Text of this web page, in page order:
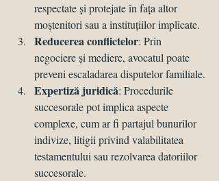
respectate și protejate în fața altor
moștenitori sau a instituțiilor implicate.
Reducerea conflictelor: Prin
negociere și mediere, avocatul poate
preveni escaladarea disputelor familiale.
Expertiză juridică: Procedurile
succesorale pot implica aspecte
complexe, cum ar fi partajul bunurilor
indivize, litigii privind valabilitatea
testamentului sau rezolvarea datoriilor
succesorale.